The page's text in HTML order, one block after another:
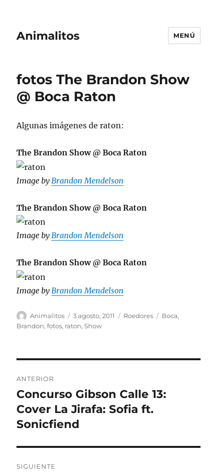
Animalitos MENÚ
fotos The Brandon Show
@ Boca Raton
Algunas imágenes de raton:
The Brandon Show @ Boca Raton
Image by Brandon Mendelson
The Brandon Show @ Boca Raton
Image byBrandon Mendelson
The Brandon Show @ Boca Raton
Image by Brandon Mendelson
Autor
Animalitos
Publicado
el
3 agosto, 2011 Categorías
Roedores Etiquetas
Boca,
Brandon,fotos, raton,Show
de
entradas
ANTERIOR
Entrada
anterior:
Concurso Gibson Calle 13:
Cover La Jirafa: Sofia ft.
Sonicfiend
SIGUIENTE